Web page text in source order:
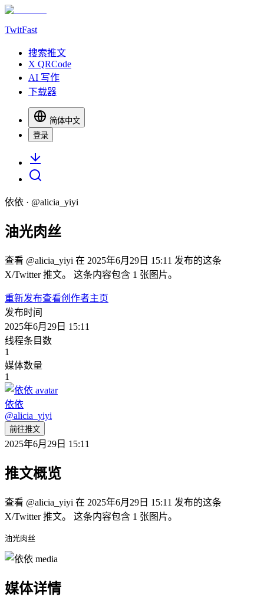
TwitFast
搜索推文
X QRCode
AI 写作
下载器
简体中文
登录
依依 · @alicia_yiyi
油光肉丝
查看 @alicia_yiyi 在 2025年6月29日 15:11 发布的这条
X/Twitter 推文。 这条内容包含 1 张图片。
重新发布查看创作者主页
发布时间
2025年6月29日 15:11
线程条目数
1
媒体数量
1
依依
@alicia_yiyi
前往推文
2025年6月29日 15:11
推文概览
查看 @alicia_yiyi 在 2025年6月29日 15:11 发布的这条
X/Twitter 推文。 这条内容包含 1 张图片。
油光肉丝
媒体详情